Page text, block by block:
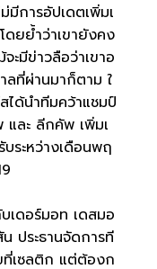
การอัปเดตเพิ่มเ
ยย้ำว่าเขายังคง
ะมีข่าวลือว่าเขาอ
ที่ผ่านมาก็ตาม ใ
ได้นำทีมคว้าแชมป์
ละ ลีกคัพ เพิ่มเ
บระหว่างเดือนพฤ
เดอร์มอท เดสมอ
ประธานจัดการที
ที่เซลติก แต่ต้องก